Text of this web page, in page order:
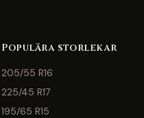
Populära storlekar
205/55 R16
225/45 R17
195/65 R15